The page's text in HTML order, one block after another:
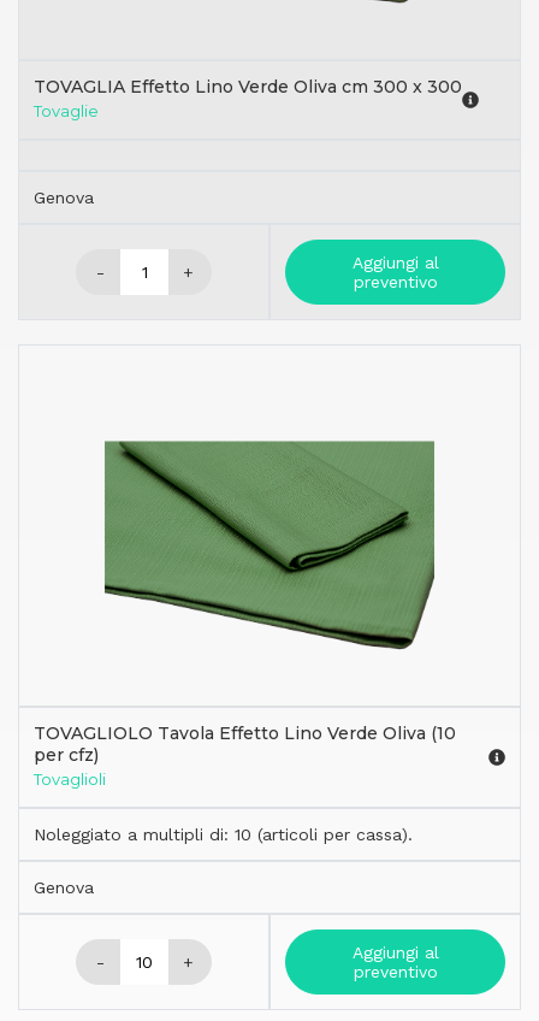
TOVAGLIA Effetto Lino Verde Oliva cm 300 x 300
Tovaglie
Genova
- +
Aggiungi al
preventivo
TOVAGLIOLO Tavola Effetto Lino Verde Oliva (10
per cfz)
Tovaglioli
Noleggiato a multipli di: 10 (articoli per cassa).
Genova
- +
Aggiungi al
preventivo